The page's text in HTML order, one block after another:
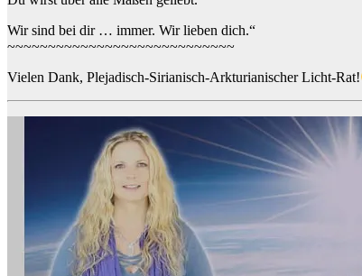
Wir sind bei dir … immer. Wir lieben dich.“
~~~~~~~~~~~~~~~~~~~~~~~~~~~~
Vielen Dank, Plejadisch-Sirianisch-Arkturianischer Licht-Rat!